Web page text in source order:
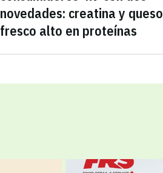
novedades: creatina y queso
fresco alto en proteínas